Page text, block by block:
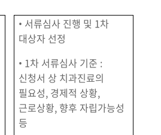
• 서류심사 진행 및 1차
대상자 선정
• 1차 서류심사 기준 :
신청서 상 치과진료의
필요성, 경제적 상황,
근로상황, 향후 자립가능성
등